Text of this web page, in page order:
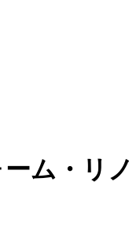
ム・リ